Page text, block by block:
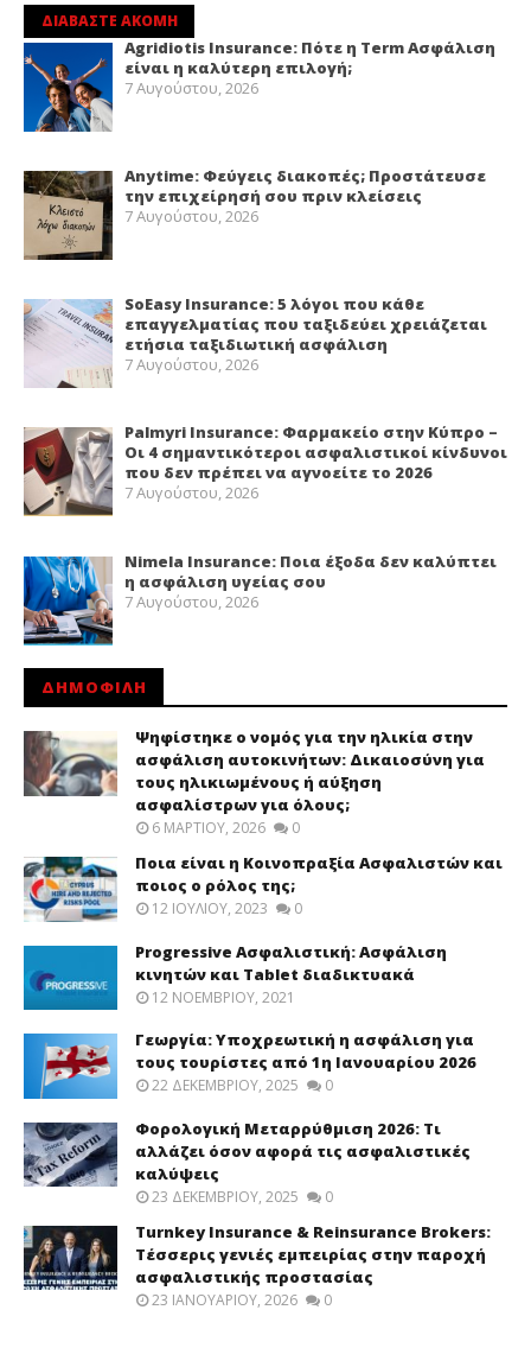
ΔΙΑΒΑΣΤΕ ΑΚΟΜΗ
Agridiotis Insurance: Πότε η Term Ασφάλιση
είναι η καλύτερη επιλογή;
7 Αυγούστου, 2026
Anytime: Φεύγεις διακοπές; Προστάτευσε
την επιχείρησή σου πριν κλείσεις
7 Αυγούστου, 2026
SoEasy Insurance: 5 λόγοι που κάθε
επαγγελματίας που ταξιδεύει χρειάζεται
ετήσια ταξιδιωτική ασφάλιση
7 Αυγούστου, 2026
Palmyri Insurance: Φαρμακείο στην Κύπρο –
Οι 4 σημαντικότεροι ασφαλιστικοί κίνδυνοι
που δεν πρέπει να αγνοείτε το 2026
7 Αυγούστου, 2026
Nimela Insurance: Ποια έξοδα δεν καλύπτει
η ασφάλιση υγείας σου
7 Αυγούστου, 2026
ΔΗΜΟΦΙΛΗ
Ψηφίστηκε ο νομός για την ηλικία στην
ασφάλιση αυτοκινήτων: Δικαιοσύνη για
τους ηλικιωμένους ή αύξηση
ασφαλίστρων για όλους;
6 ΜΑΡΤΊΟΥ, 2026 0
Ποια είναι η Κοινοπραξία Ασφαλιστών και
ποιος ο ρόλος της;
12 ΙΟΥΛΊΟΥ, 2023 0
Progressive Ασφαλιστική: Ασφάλιση
κινητών και Tablet διαδικτυακά
12 ΝΟΕΜΒΡΊΟΥ, 2021
Γεωργία: Υποχρεωτική η ασφάλιση για
τους τουρίστες από 1η Ιανουαρίου 2026
22 ΔΕΚΕΜΒΡΊΟΥ, 2025 0
Φορολογική Μεταρρύθμιση 2026: Τι
αλλάζει όσον αφορά τις ασφαλιστικές
καλύψεις
23 ΔΕΚΕΜΒΡΊΟΥ, 2025 0
Turnkey Insurance & Reinsurance Brokers:
Τέσσερις γενιές εμπειρίας στην παροχή
ασφαλιστικής προστασίας
23 ΙΑΝΟΥΑΡΊΟΥ, 2026 0